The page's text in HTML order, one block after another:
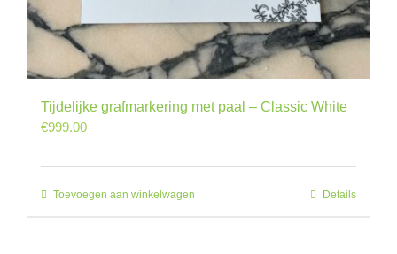
Tijdelijke grafmarkering met paal – Classic White
€999.00
Toevoegen aan winkelwagen Details